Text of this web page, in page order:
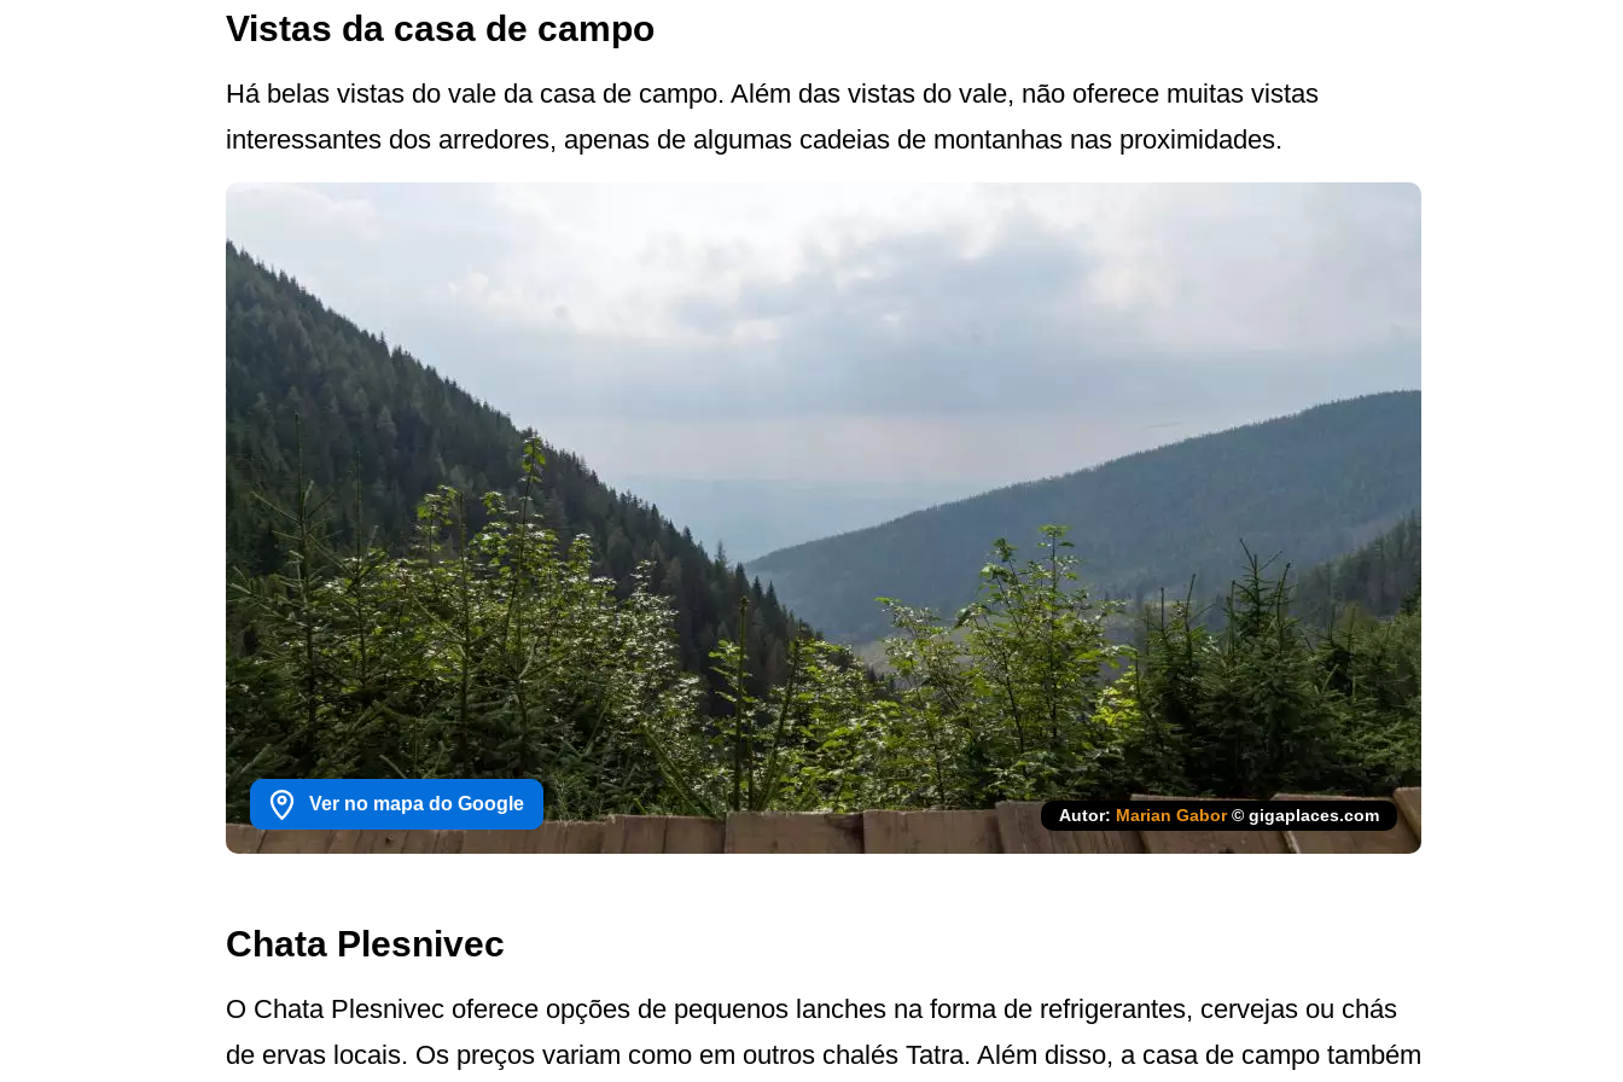
Vistas da casa de campo
Há belas vistas do vale da casa de campo. Além das vistas do vale, não oferece muitas vistas
interessantes dos arredores, apenas de algumas cadeias de montanhas nas proximidades.
Ver no mapa do Google
Autor: Marian Gabor© gigaplaces.com
Chata Plesnivec
O Chata Plesnivec oferece opções de pequenos lanches na forma de refrigerantes, cervejas ou chás
de ervas locais. Os preços variam como em outros chalés Tatra. Além disso, a casa de campo também